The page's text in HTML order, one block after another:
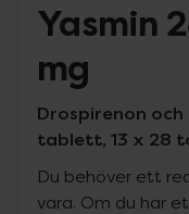
Yasmin
mg
Drospirenon
tablett, 13 x 28
Du behöver ett
vara. Om du har